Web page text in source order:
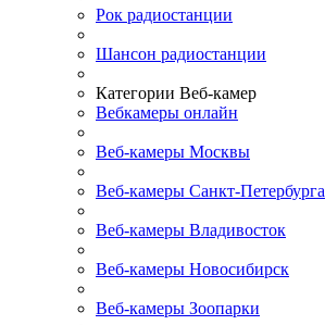
Рок радиостанции
Шансон радиостанции
Категории Веб-камер
Вебкамеры онлайн
Веб-камеры Москвы
Веб-камеры Санкт-Петербурга
Веб-камеры Владивосток
Веб-камеры Новосибирск
Веб-камеры Зоопарки